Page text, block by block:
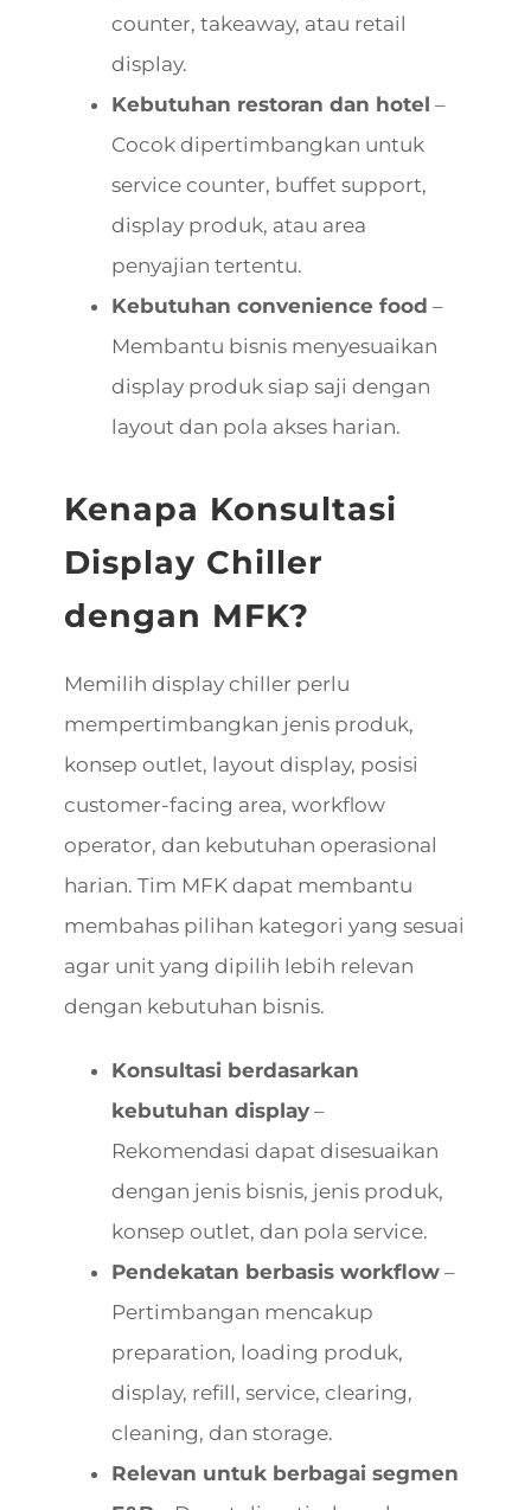
counter, takeaway, atau retail
display.
Kebutuhan restoran dan hotel –
Cocok dipertimbangkan untuk
service counter, buffet support,
display produk, atau area
penyajian tertentu.
Kebutuhan convenience food –
Membantu bisnis menyesuaikan
display produk siap saji dengan
layout dan pola akses harian.
Kenapa Konsultasi
Display Chiller
dengan MFK?
Memilih display chiller perlu
mempertimbangkan jenis produk,
konsep outlet, layout display, posisi
customer-facing area, workflow
operator, dan kebutuhan operasional
harian. Tim MFK dapat membantu
membahas pilihan kategori yang sesuai
agar unit yang dipilih lebih relevan
dengan kebutuhan bisnis.
Konsultasi berdasarkan
kebutuhan display–
Rekomendasi dapat disesuaikan
dengan jenis bisnis, jenis produk,
konsep outlet, dan pola service.
Pendekatan berbasis workflow–
Pertimbangan mencakup
preparation, loading produk,
display, refill, service, clearing,
cleaning, dan storage.
Relevan untuk berbagai segmen